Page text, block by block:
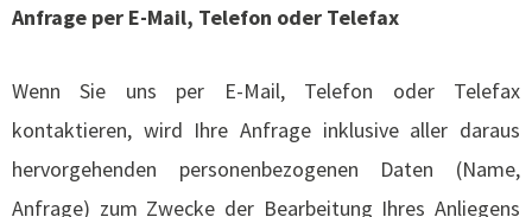
Anfrage per E-Mail, Telefon oder Telefax
Wenn Sie uns per E-Mail, Telefon oder Telefax
kontaktieren, wird Ihre Anfrage inklusive aller daraus
hervorgehenden personenbezogenen Daten (Name,
Anfrage) zum Zwecke der Bearbeitung Ihres Anliegens